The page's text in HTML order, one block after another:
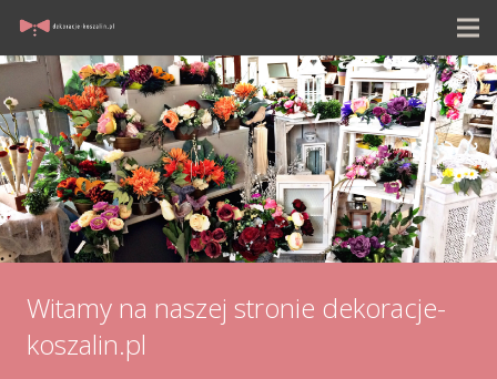
Witamy na naszej stronie dekoracje-
koszalin.pl